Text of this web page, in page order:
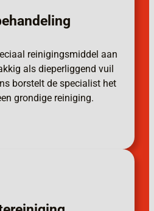
reinigingsmiddel aan
als dieperliggend vuil
borstelt de specialist het
grondige reiniging.